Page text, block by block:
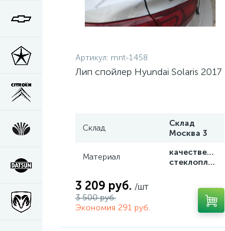
Артикул: mnt-1458
Лип спойлер Hyundai Solaris 2017
Склад
Склад
Москва 3
Материал
качественный
стеклопластик
3 209 руб. /шт
3 500 руб.
Экономия 291 руб.